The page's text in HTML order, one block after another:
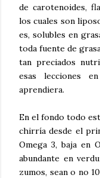
de carotenoides,
los cuales son
es, solubles en
toda fuente de
tan preciados
esas lecciones
aprendiera.
En el fondo todo
chirría desde el
Omega 3, baja en
abundante en
zumos, sean o no